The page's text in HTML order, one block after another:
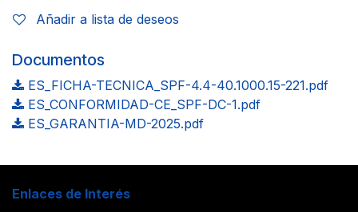
Añadir a lista de deseos
Documentos
ES_FICHA-TECNICA_SPF-4.4-40.1000.15-221.pdf
ES_CONFORMIDAD-CE_SPF-DC-1.pdf
ES_GARANTIA-MD-2025.pdf
Enlaces de Interés